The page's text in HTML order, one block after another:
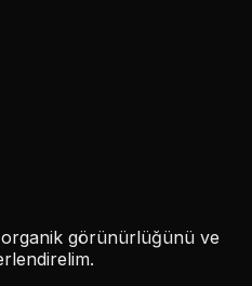
görünürlüğünü ve